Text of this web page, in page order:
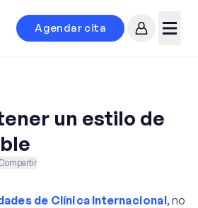
Agendar cita
un estilo de
Nutrición Vida Saludable
de Clínica Internacional, no